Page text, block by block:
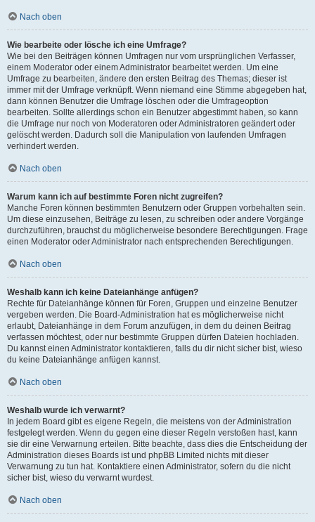
Nach oben
Wie bearbeite oder lösche ich eine Umfrage?
Wie bei den Beiträgen können Umfragen nur vom ursprünglichen Verfasser,
einem Moderator oder einem Administrator bearbeitet werden. Um eine
Umfrage zu bearbeiten, ändere den ersten Beitrag des Themas; dieser ist
immer mit der Umfrage verknüpft. Wenn niemand eine Stimme abgegeben hat,
dann können Benutzer die Umfrage löschen oder die Umfrageoption
bearbeiten. Sollte allerdings schon ein Benutzer abgestimmt haben, so kann
die Umfrage nur noch von Moderatoren oder Administratoren geändert oder
gelöscht werden. Dadurch soll die Manipulation von laufenden Umfragen
verhindert werden.
Nach oben
Warum kann ich auf bestimmte Foren nicht zugreifen?
Manche Foren können bestimmten Benutzern oder Gruppen vorbehalten sein.
Um diese einzusehen, Beiträge zu lesen, zu schreiben oder andere Vorgänge
durchzuführen, brauchst du möglicherweise besondere Berechtigungen. Frage
einen Moderator oder Administrator nach entsprechenden Berechtigungen.
Nach oben
Weshalb kann ich keine Dateianhänge anfügen?
Rechte für Dateianhänge können für Foren, Gruppen und einzelne Benutzer
vergeben werden. Die Board-Administration hat es möglicherweise nicht
erlaubt, Dateianhänge in dem Forum anzufügen, in dem du deinen Beitrag
verfassen möchtest, oder nur bestimmte Gruppen dürfen Dateien hochladen.
Du kannst einen Administrator kontaktieren, falls du dir nicht sicher bist, wieso
du keine Dateianhänge anfügen kannst.
Nach oben
Weshalb wurde ich verwarnt?
In jedem Board gibt es eigene Regeln, die meistens von der Administration
festgelegt werden. Wenn du gegen eine dieser Regeln verstoßen hast, kann
sie dir eine Verwarnung erteilen. Bitte beachte, dass dies die Entscheidung der
Administration dieses Boards ist und phpBB Limited nichts mit dieser
Verwarnung zu tun hat. Kontaktiere einen Administrator, sofern du die nicht
sicher bist, wieso du verwarnt wurdest.
Nach oben